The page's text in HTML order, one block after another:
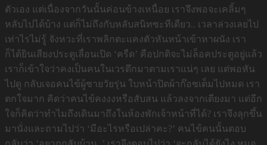
ตัวเอง แต่เนื่องจากวันนั้นค่อนข้างเหนื่อย เราจึงพอจะเคลิ้มๆ
หลับไปได้บ้าง แต่ก็ไม่ถึงกับหลับสนิทซะทีเดียว.. เวลาล่วงเลยไป
เท่าไรไม่รู้ จังหวะที่เราพลิกตะแคงตัวหันหน้าเข้าหาผนัง เรา
ก็ได้ยินเสียงประตูเลื่อนเปิด ‘ครืด’ คือปกติจะไม่ล็อคประตูอยู่แล้ว
เราก็เข้าใจว่าคงเป็นคนในเวรดึกมาตามเราแน่ๆ เลย แต่พอหัน
ไปดู กลับเจอคนไข้ผู้ชายวัยรุ่น ใบหน้าปิดผ้าก๊อซเต็มไปหมด เรา
ตกใจมาก คิดว่าคนไข้คงงงหรือสับสน แล้วลงจากเตียงมา แต่อีก
ใจก็คิดว่าทำไมถึงเดินมาถึงในห้องพักเจ้าหน้าที่ได้? เราจึงลุกขึ้น
มานั่งและถามไปว่า ‘มีอะไรหรือเปล่าคะ?’ คนไข้คนนั้นตอบ